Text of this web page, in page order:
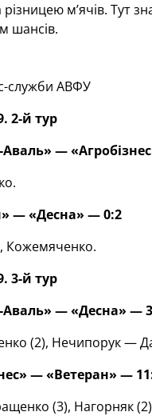
м’ячів. Тут
шансів.
служби АВФУ
2-й тур
Аваль» —
— «Десна» — 0:2
Кожемяченко.
3-й тур
Аваль» — «Десна» —
(2), Нечипорук —
— «Ветеран» —
(3), Нагорняк